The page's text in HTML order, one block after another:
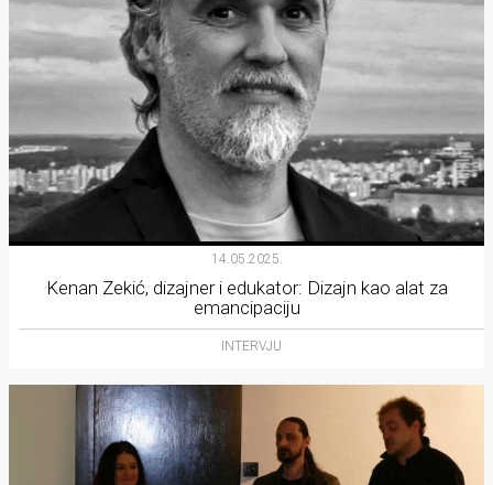
14.05.2025.
Kenan Zekić, dizajner i edukator: Dizajn kao alat za
emancipaciju
INTERVJU